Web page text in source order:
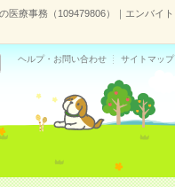
医療事務（109479806）｜エンバイト
ヘルプ・お問い合わせ サイトマップ